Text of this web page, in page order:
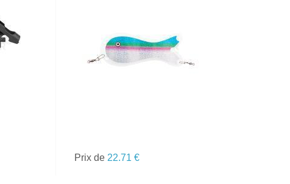
Prix de 22.71 €